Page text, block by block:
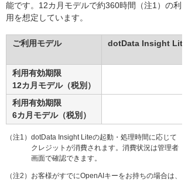
能です。12カ月モデルで約360時間（注1）の利
用を想定しています。
ご利用モデル dotData Insight Lite
利用有効期限
12カ月モデル（税別）
利用有効期限
6カ月モデル（税別）
（注1）dotData Insight Liteの起動・処理時間に応じて
クレジットが消費されます。消費状況は管理者
画面で確認できます。
（注2）お客様がすでにOpenAIキーをお持ちの場合は、